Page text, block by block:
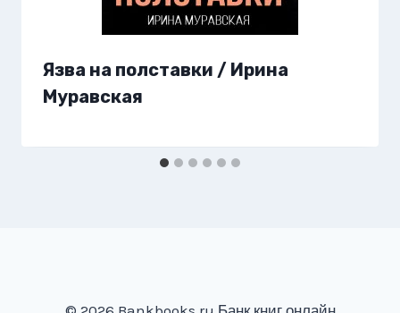
Язва на полставки / Ирина
Муравская